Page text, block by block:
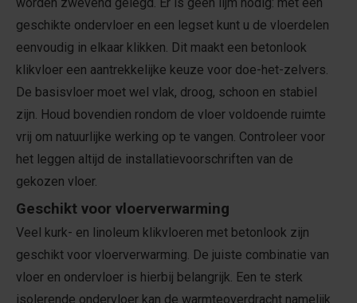
geschikte ondervloer en een legset kunt u de vloerdelen
eenvoudig in elkaar klikken. Dit maakt een betonlook
klikvloer een aantrekkelijke keuze voor doe-het-zelvers.
De basisvloer moet wel vlak, droog, schoon en stabiel
zijn. Houd bovendien rondom de vloer voldoende ruimte
vrij om natuurlijke werking op te vangen. Controleer voor
het leggen altijd de installatievoorschriften van de
gekozen vloer.
Geschikt voor vloerverwarming
Veel kurk- en linoleum klikvloeren met betonlook zijn
geschikt voor vloerverwarming. De juiste combinatie van
vloer en ondervloer is hierbij belangrijk. Een te sterk
isolerende ondervloer kan de warmteoverdracht namelijk